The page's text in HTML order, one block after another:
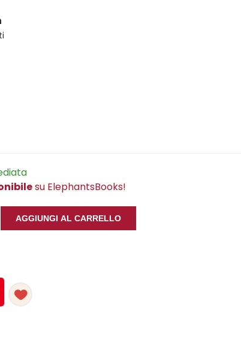
su ElephantsBooks!
AGGIUNGI AL CARRELLO